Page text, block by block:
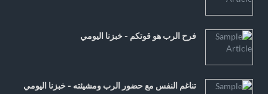
فرح الرب هو قوتكم - خبزنا اليومي
تناغم النفس مع حضور الرب ومشيئته - خبزنا اليومي